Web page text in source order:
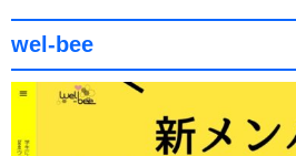
wel-bee